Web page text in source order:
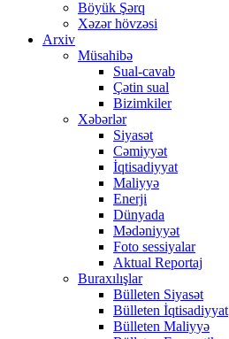
Böyük Şərq
Xəzər hövzəsi
Arxiv
Müsahibə
Sual-cavab
Çətin sual
Bizimkiler
Xəbərlər
Siyasət
Cəmiyyət
İqtisadiyyat
Maliyyə
Enerji
Dünyada
Mədəniyyət
Foto sessiyalar
Aktual Reportaj
Buraxılışlar
Bülleten Siyasət
Bülleten İqtisadiyyat
Bülleten Maliyyə